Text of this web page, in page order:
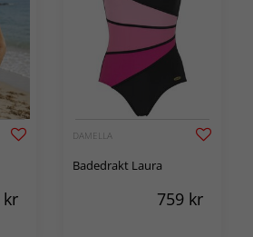
kr
DAMELLA
Badedrakt Laura
759 kr